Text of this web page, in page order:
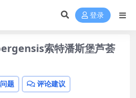
登录
索特潘斯堡芦荟
题 评论建议